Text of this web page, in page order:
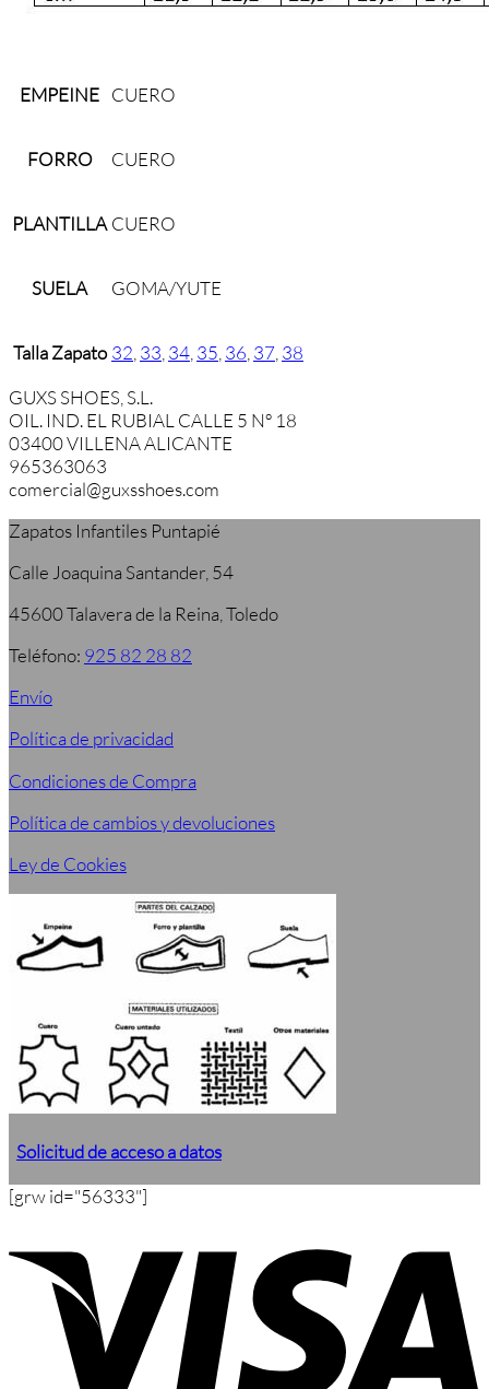
EMPEINE CUERO
FORRO CUERO
PLANTILLA CUERO
SUELA GOMA/YUTE
Talla Zapato 32 33 34 35 36 37 38
GUXS SHOES, S.L.
OIL. IND. EL RUBIAL CALLE 5 Nº 18
03400 VILLENA ALICANTE
965363063
comercial@guxsshoes.com
Zapatos Infantiles Puntapié
Calle Joaquina Santander, 54
45600 Talavera de la Reina, Toledo
Teléfono: 925 82 28 82
Envío
Política de privacidad
Condiciones de Compra
Política de cambios y devoluciones
Ley de Cookies
Solicitud de acceso a datos
[grw id="56333"]